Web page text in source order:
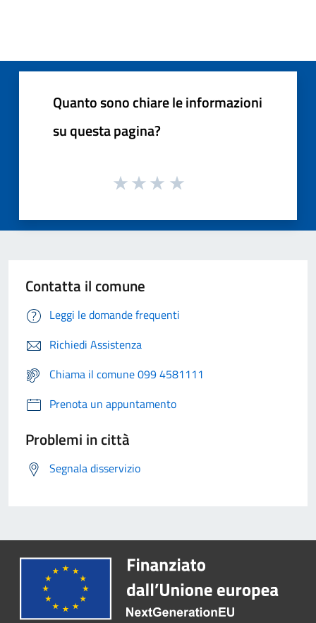
Quanto sono chiare le informazioni
su questa pagina?
Contatta il comune
Leggi le domande frequenti
Richiedi Assistenza
Chiama il comune 099 4581111
Prenota un appuntamento
Problemi in città
Segnala disservizio